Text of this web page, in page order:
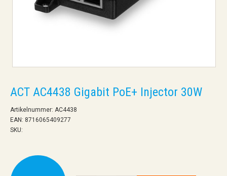
ACT AC4438 Gigabit PoE+ Injector 30W
Artikelnummer: AC4438
EAN: 8716065409277
SKU: